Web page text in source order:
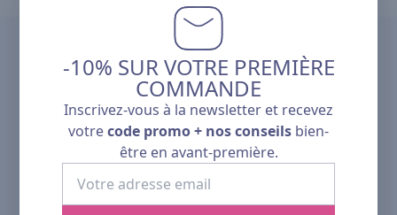
NOUVEAUTÉ
-10% SUR VOTRE PREMIÈRE
COMMANDE
Inscrivez-vous à la newsletter et recevez
votrecode promo + nos conseils bien-
être en avant-première.
adresse